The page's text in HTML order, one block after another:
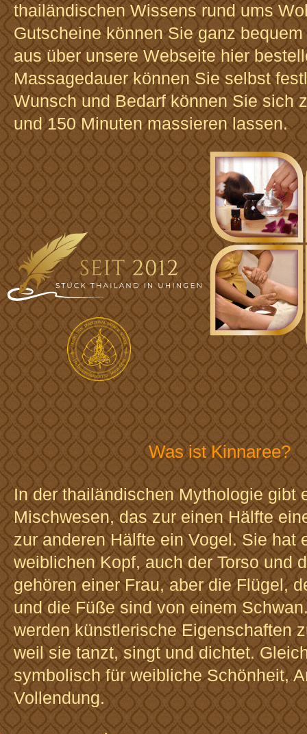
thailändischen Wissens rund ums
Gutscheine können Sie ganz
aus über unsere Webseite hier
Massagedauer können Sie selbst
Wunsch und Bedarf können Sie sich
und 150 Minuten massieren lassen.
Was ist Kinnaree?
In der thailändischen Mythologie gibt
Mischwesen, das zur einen Hälfte
zur anderen Hälfte ein Vogel. Sie hat
weiblichen Kopf, auch der Torso und
gehören einer Frau, aber die Flügel,
und die Füße sind von einem
werden künstlerische Eigenschaften
weil sie tanzt, singt und dichtet.
symbolisch für weibliche Schönheit,
Vollendung.